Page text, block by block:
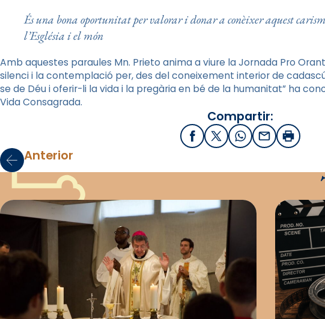
És una bona oportunitat per valorar i donar a conèixer aquest
l’Església i el món
Amb aquestes paraules Mn. Prieto anima a viure la Jornada Pro
silenci i la contemplació per, des del coneixement interior de
se de Déu i oferir-li la vida i la pregària en bé de la humanitat” ha
Vida Consagrada.
Compartir:
FacebookX / Twitter
WhatsApp
EmailImprimir
Anterior